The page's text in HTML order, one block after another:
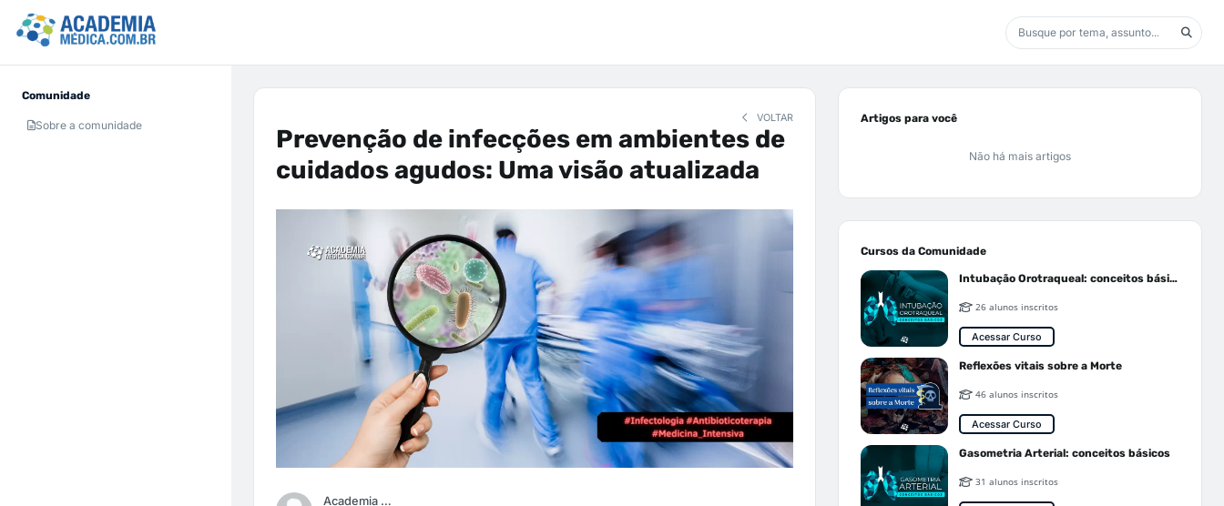
Comunidade
Sobre a comunidade
VOLTAR
Prevenção de infecções em ambientes de
cuidados agudos: Uma visão atualizada
Academia Médica
Artigos para você
Não há mais artigos
Cursos da Comunidade
Intubação Orotraqueal: conceitos básicos
26 alunos inscritos
Acessar Curso
Reflexões vitais sobre a Morte
46 alunos inscritos
Acessar Curso
Gasometria Arterial: conceitos básicos
31 alunos inscritos